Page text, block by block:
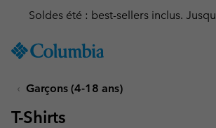
TO
SKIP
MAIN
Remise de 10 % à saisir
Garçons (4-18 ans)
T-Shirts